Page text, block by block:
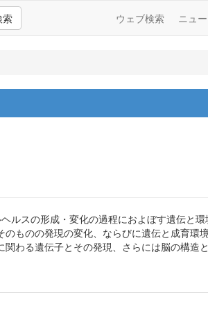
索 ウェブ検索 ニュ
ルスの形成・変化の過程におよぼす遺伝と環
ものの発現の変化、ならびに遺伝と成育環
わる遺伝子とその発現、さらには脳の構造